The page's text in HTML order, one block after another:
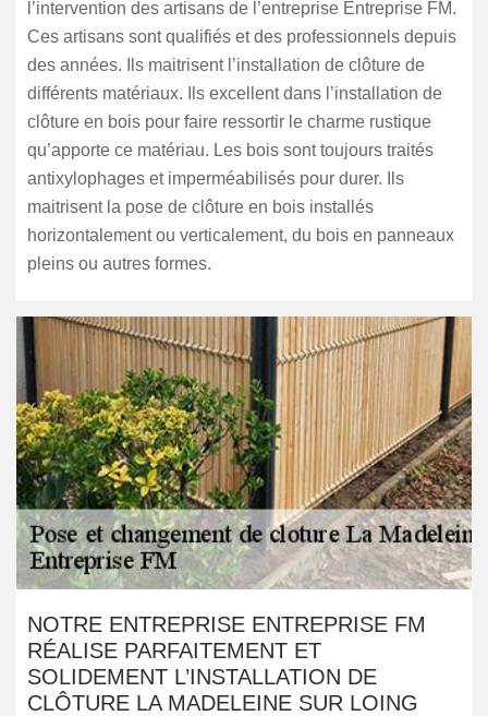
l’intervention des artisans de l’entreprise Entreprise FM.
Ces artisans sont qualifiés et des professionnels depuis
des années. Ils maitrisent l’installation de clôture de
différents matériaux. Ils excellent dans l’installation de
clôture en bois pour faire ressortir le charme rustique
qu’apporte ce matériau. Les bois sont toujours traités
antixylophages et imperméabilisés pour durer. Ils
maitrisent la pose de clôture en bois installés
horizontalement ou verticalement, du bois en panneaux
pleins ou autres formes.
NOTRE ENTREPRISE ENTREPRISE FM
RÉALISE PARFAITEMENT ET
SOLIDEMENT L’INSTALLATION DE
CLÔTURE LA MADELEINE SUR LOING